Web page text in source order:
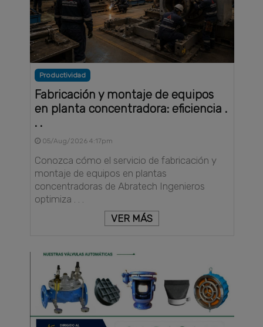
Productividad
Fabricación y montaje de equipos
en planta concentradora: eficiencia .
. .
05/Aug/2026 4:17pm
Conozca cómo el servicio de fabricación y
montaje de equipos en plantas
concentradoras de Abratech Ingenieros
optimiza . . .
VER MÁS